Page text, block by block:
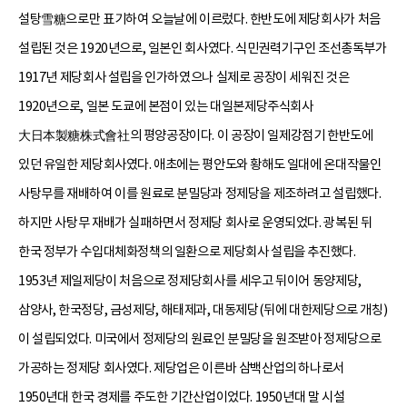
설탕雪糖으로만 표기하여 오늘날에 이르렀다. 한반도에 제당회사가 처음
설립된 것은 1920년으로, 일본인 회사였다. 식민권력기구인 조선총독부가
1917년 제당회사 설립을 인가하였으나 실제로 공장이 세워진 것은
1920년으로, 일본 도쿄에 본점이 있는 대일본제당주식회사
大日本製糖株式會社의 평양공장이다. 이 공장이 일제강점기 한반도에
있던 유일한 제당회사였다. 애초에는 평안도와 황해도 일대에 온대작물인
사탕무를 재배하여 이를 원료로 분밀당과 정제당을 제조하려고 설립했다.
하지만 사탕무 재배가 실패하면서 정제당 회사로 운영되었다. 광복된 뒤
한국 정부가 수입대체화정책의 일환으로 제당회사 설립을 추진했다.
1953년 제일제당이 처음으로 정제당회사를 세우고 뒤이어 동양제당,
삼양사, 한국정당, 금성제당, 해태제과, 대동제당(뒤에 대한제당으로 개칭)
이 설립되었다. 미국에서 정제당의 원료인 분밀당을 원조받아 정제당으로
가공하는 정제당 회사였다. 제당업은 이른바 삼백산업의 하나로서
1950년대 한국 경제를 주도한 기간산업이었다. 1950년대 말 시설